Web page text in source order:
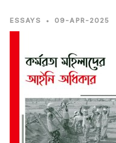
ESSAYS • 09-APR-2025